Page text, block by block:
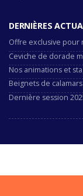
DERNIÈRES
Offre exclusive pour
Ceviche de dorade
Nos animations et
Beignets de calamars
Dernière session